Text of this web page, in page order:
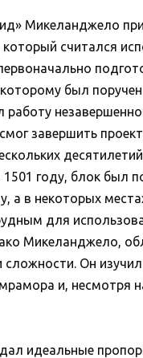
Микеланджело
считался
был
завершить
1501 году, блок был
а в некоторых
для
Микеланджело,
Он
и, несмотря
идеальные